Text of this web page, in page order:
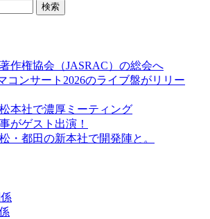
検索
作権協会（JASRAC）の総会へ
コンサート2026のライブ盤がリリー
本社で濃厚ミーティング
がゲスト出演！
・都田の新本社で開発陣と。